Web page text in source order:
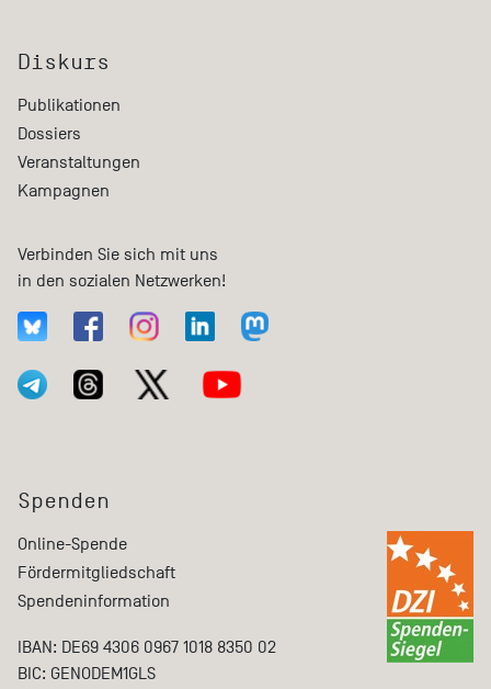
Diskurs
Publikationen
Dossiers
Veranstaltungen
Kampagnen
Verbinden Sie sich mit uns
in den sozialen Netzwerken!
Spenden
Online-Spende
Fördermitgliedschaft
Spendeninformation
IBAN: DE69 4306 0967 1018 8350 02
BIC: GENODEM1GLS